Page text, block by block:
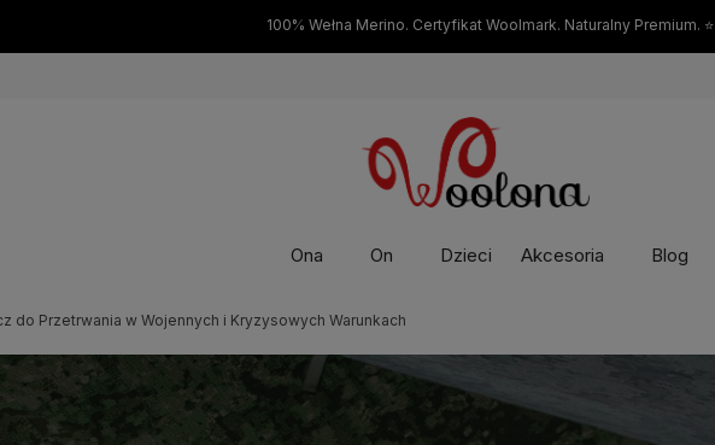
100% Wełna Merino. Certyfikat Woolmark. Naturalny Premium. ⭐
Ona On Dzieci Akcesoria Blog
do Przetrwania w Wojennych i Kryzysowych Warunkach